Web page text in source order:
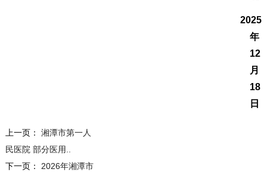
2025
年
12
月
18
日
上一页： 湘潭市第一人
民医院 部分医用..
下一页： 2026年湘潭市